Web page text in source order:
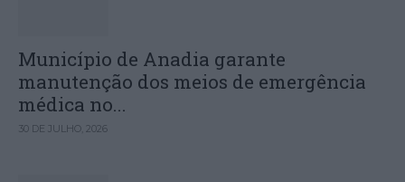
Município de Anadia garante
manutenção dos meios de emergência
médica no...
30 DE JULHO, 2026